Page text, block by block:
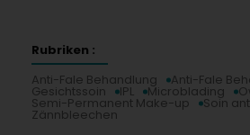
Rubriken :
Anti-Fale Behandlung
Anti-Fale
Gesichtssoin IPL Microblading
Semi-Permanent Make-up Soin
Zännbleechen